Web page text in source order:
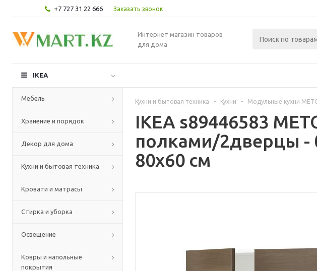
+7 727 31 22 666 Заказать звонок
Интернет магазин товаров
для дома
IKEA
Мебель
Хранение и порядок
Декор для дома
Кухни и бытовая техника
Кровати и матрасы
Стирка и уборка
Освещение
Ковры и напольные
покрытия
Кухни и бытовая техника - Кухни - Модульные кухни
IKEA s89446583
полками/2дверцы -
80x60 см